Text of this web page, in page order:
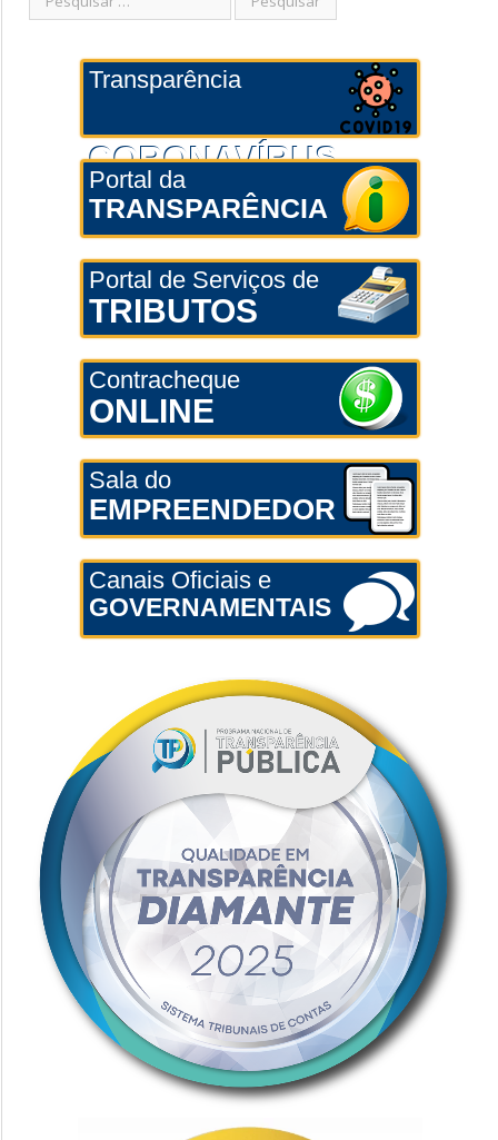
Transparência
CORONAVÍRUS
Portal da
TRANSPARÊNCIA
Portal de Serviços de
TRIBUTOS
Contracheque
ONLINE
Sala do
EMPREENDEDOR
Canais Oficiais e
GOVERNAMENTAIS